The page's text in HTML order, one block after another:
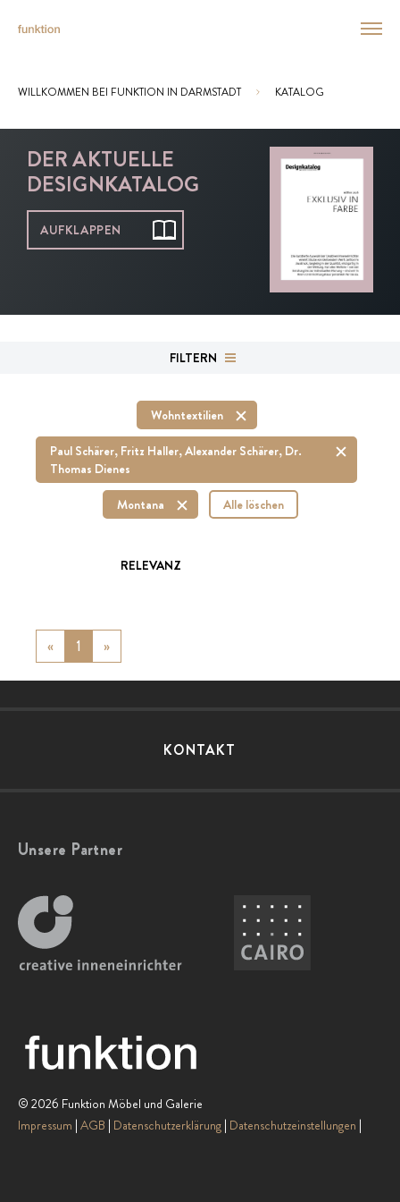
Sie sind hier:
WILLKOMMEN BEI FUNKTION IN DARMSTADT KATALOG
DER AKTUELLE
DESIGNKATALOG
AUFKLAPPEN
FILTERN
Wohntextilien
Paul Schärer, Fritz Haller, Alexander Schärer, Dr.
Thomas Dienes
Montana
Alle löschen
RELEVANZ
« Previous
1 »
KONTAKT
Unsere Partner
© 2026 Funktion Möbel und Galerie
Impressum AGB Datenschutzerklärung Datenschutzeinstellungen